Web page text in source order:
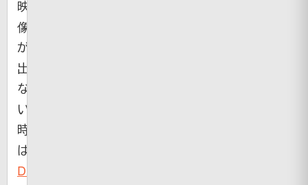
映
像
が
出
な
い
時
は
Dailymotion